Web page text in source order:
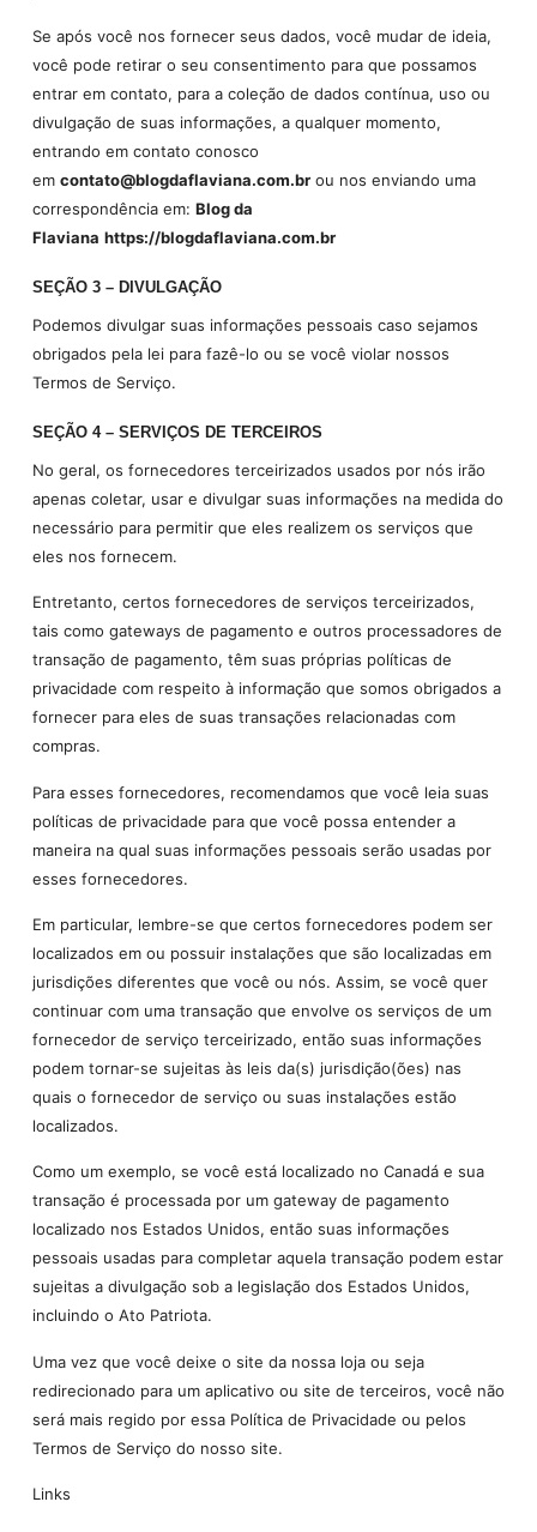
Se após você nos fornecer seus dados, você mudar de ideia,
você pode retirar o seu consentimento para que possamos
entrar em contato, para a coleção de dados contínua, uso ou
divulgação de suas informações, a qualquer momento,
entrando em contato conosco
em contato@blogdaflaviana.com.brou nos enviando uma
correspondência em: Blog da
Flaviana https://blogdaflaviana.com.br
SEÇÃO 3 – DIVULGAÇÃO
Podemos divulgar suas informações pessoais caso sejamos
obrigados pela lei para fazê-lo ou se você violar nossos
Termos de Serviço.
SEÇÃO 4 – SERVIÇOS DE TERCEIROS
No geral, os fornecedores terceirizados usados por nós irão
apenas coletar, usar e divulgar suas informações na medida do
necessário para permitir que eles realizem os serviços que
eles nos fornecem.
Entretanto, certos fornecedores de serviços terceirizados,
tais como gateways de pagamento e outros processadores de
transação de pagamento, têm suas próprias políticas de
privacidade com respeito à informação que somos obrigados a
fornecer para eles de suas transações relacionadas com
compras.
Para esses fornecedores, recomendamos que você leia suas
políticas de privacidade para que você possa entender a
maneira na qual suas informações pessoais serão usadas por
esses fornecedores.
Em particular, lembre-se que certos fornecedores podem ser
localizados em ou possuir instalações que são localizadas em
jurisdições diferentes que você ou nós. Assim, se você quer
continuar com uma transação que envolve os serviços de um
fornecedor de serviço terceirizado, então suas informações
podem tornar-se sujeitas às leis da(s) jurisdição(ões) nas
quais o fornecedor de serviço ou suas instalações estão
localizados.
Como um exemplo, se você está localizado no Canadá e sua
transação é processada por um gateway de pagamento
localizado nos Estados Unidos, então suas informações
pessoais usadas para completar aquela transação podem estar
sujeitas a divulgação sob a legislação dos Estados Unidos,
incluindo o Ato Patriota.
Uma vez que você deixe o site da nossa loja ou seja
redirecionado para um aplicativo ou site de terceiros, você não
será mais regido por essa Política de Privacidade ou pelos
Termos de Serviço do nosso site.
Links